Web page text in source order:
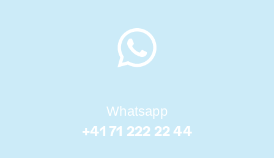
Whatsapp
+41 71 222 22 44